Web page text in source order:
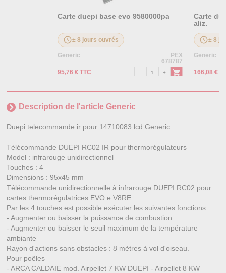
Carte duepi base evo 9580000pa
± 8 jours ouvrés
Generic
PEX
678787
95,76 € TTC
Carte
aliz.
± 8
Generic
166,08 €
Description de l'article Generic
Duepi telecommande ir pour 14710083 lcd Generic
Télécommande DUEPI RC02 IR pour thermorégulateurs
Model : infrarouge unidirectionnel
Touches : 4
Dimensions : 95x45 mm
Télécommande unidirectionnelle à infrarouge DUEPI RC02 pour
cartes thermorégulatrices EVO e V8RE.
Par les 4 touches est possible exécuter les suivantes fonctions :
- Augmenter ou baisser la puissance de combustion
- Augmenter ou baisser le seuil maximum de la température
ambiante
Rayon d'actions sans obstacles : 8 mètres à vol d'oiseau.
Pour poêles
- ARCA CALDAIE mod. Airpellet 7 KW DUEPI - Airpellet 8 KW